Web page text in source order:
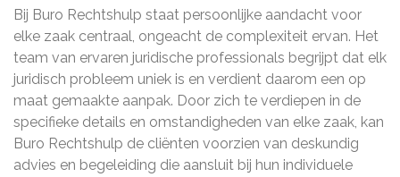
Bij Buro Rechtshulp staat persoonlijke aandacht voor
elke zaak centraal, ongeacht de complexiteit ervan. Het
team van ervaren juridische professionals begrijpt dat elk
juridisch probleem uniek is en verdient daarom een op
maat gemaakte aanpak. Door zich te verdiepen in de
specifieke details en omstandigheden van elke zaak, kan
Buro Rechtshulp de cliënten voorzien van deskundig
advies en begeleiding die aansluit bij hun individuele